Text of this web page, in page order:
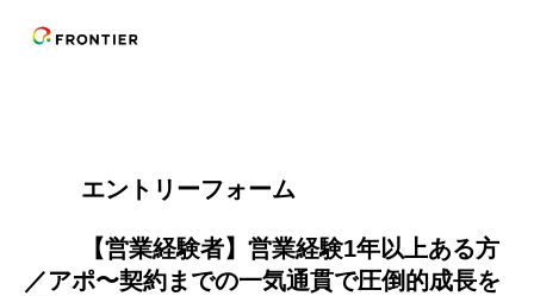
        エントリーフォーム
／アポ〜契約までの一気通貫で圧倒的成長を